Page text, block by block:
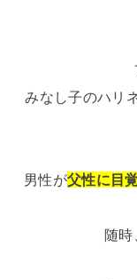
みなし子のハリ
男性が父性に目
随時